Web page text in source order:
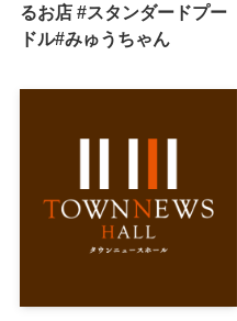
るお店 #スタンダードプー
ドル#みゅうちゃん